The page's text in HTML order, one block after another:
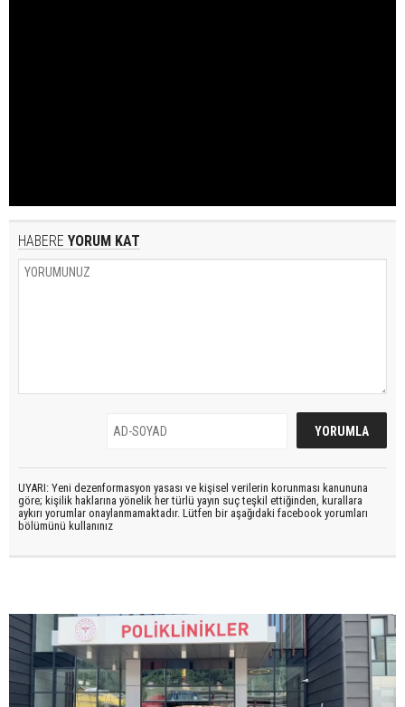
HABERE YORUM KAT
UYARI: Yeni dezenformasyon yasası ve kişisel verilerin korunması kanununa
göre; kişilik haklarına yönelik her türlü yayın suç teşkil ettiğinden, kurallara
aykırı yorumlar onaylanmamaktadır. Lütfen bir aşağıdaki facebook yorumları
bölümünü kullanınız